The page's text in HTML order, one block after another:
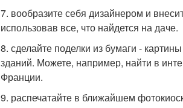
7. вообразите себя дизайнером и
использовав все, что найдется на даче.
8. сделайте поделки из бумаги -
зданий. Можете, например, найти в
Франции.
9. распечатайте в ближайшем